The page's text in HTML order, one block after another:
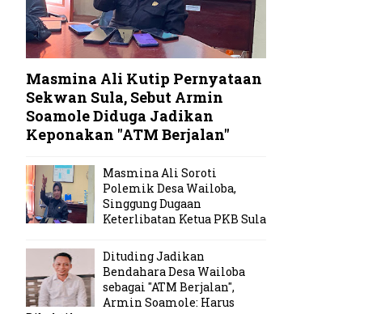
Masmina Ali Kutip Pernyataan
Sekwan Sula, Sebut Armin
Soamole Diduga Jadikan
Keponakan "ATM Berjalan"
Masmina Ali Soroti
Polemik Desa Wailoba,
Singgung Dugaan
Keterlibatan Ketua PKB Sula
Dituding Jadikan
Bendahara Desa Wailoba
sebagai "ATM Berjalan",
Armin Soamole: Harus